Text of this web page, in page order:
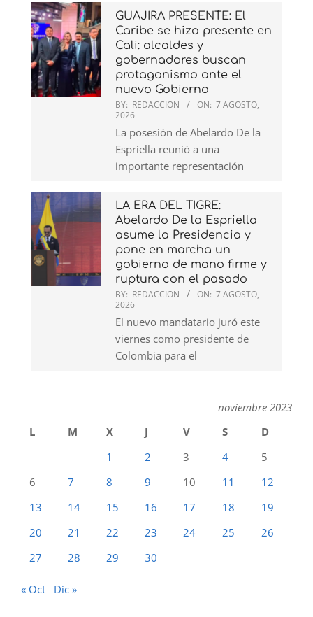
GUAJIRA PRESENTE: El
Caribe se hizo presente en
Cali: alcaldes y
gobernadores buscan
protagonismo ante el
nuevo Gobierno
BY: REDACCION ON: 7 AGOSTO,
2026
La posesión de Abelardo De la
Espriella reunió a una
importante representación
LA ERA DEL TIGRE:
Abelardo De la Espriella
asume la Presidencia y
pone en marcha un
gobierno de mano firme y
ruptura con el pasado
BY: REDACCION ON: 7 AGOSTO,
2026
El nuevo mandatario juró este
viernes como presidente de
Colombia para el
noviembre 2023
L
M X J V S
D
1
2 3 4
5
6
7 8 9 10 11
12
13
14 15 16 17 18
19
20
21 22 23 24 25
26
27
28 29 30
« Oct Dic »